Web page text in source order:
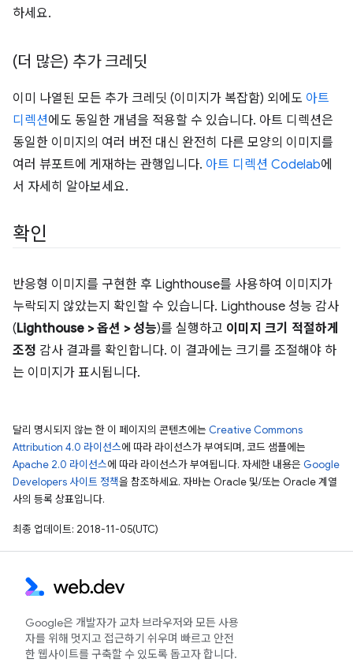
하세요.
(더 많은) 추가 크레딧
이미 나열된 모든 추가 크레딧 (이미지가 복잡함) 외에도 아트
디렉션에도 동일한 개념을 적용할 수 있습니다. 아트 디렉션은
동일한 이미지의 여러 버전 대신 완전히 다른 모양의 이미지를
여러 뷰포트에 게재하는 관행입니다. 아트 디렉션 Codelab에
서 자세히 알아보세요.
확인
반응형 이미지를 구현한 후 Lighthouse를 사용하여 이미지가
누락되지 않았는지 확인할 수 있습니다. Lighthouse 성능 감사
(Lighthouse > 옵션 > 성능)를 실행하고 이미지 크기 적절하게
조정 감사 결과를 확인합니다. 이 결과에는 크기를 조절해야 하
는 이미지가 표시됩니다.
달리 명시되지 않는 한 이 페이지의 콘텐츠에는 Creative Commons
Attribution 4.0 라이선스에 따라 라이선스가 부여되며, 코드 샘플에는
Apache 2.0 라이선스에 따라 라이선스가 부여됩니다. 자세한 내용은 Google
Developers 사이트 정책을 참조하세요. 자바는 Oracle 및/또는 Oracle 계열
사의 등록 상표입니다.
최종 업데이트: 2018-11-05(UTC)
Google은 개발자가 교차 브라우저와 모든 사용
자를 위해 멋지고 접근하기 쉬우며 빠르고 안전
한 웹사이트를 구축할 수 있도록 돕고자 합니다.